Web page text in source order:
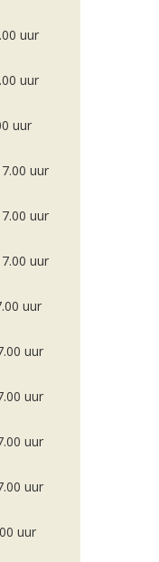
uur
uur
uur
uur
uur
uur
uur
uur
uur
uur
uur
uur